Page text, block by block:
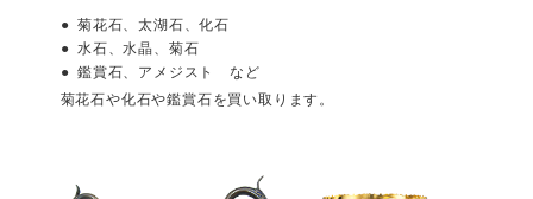
菊花石、太湖石、化石
水石、水晶、菊石
鑑賞石、アメジスト など
菊花石や化石や鑑賞石を買い取ります。